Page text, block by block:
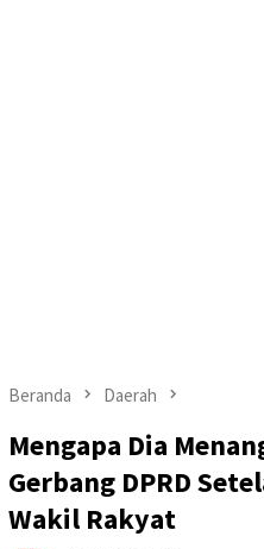
Beranda Daerah
Mengapa Dia
Gerbang DPRD
Wakil Rakyat